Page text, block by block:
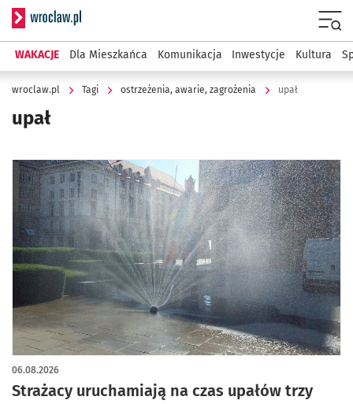
Serwis informacyjny wroclaw.pl
WAKACJE Dla Mieszkańca Komunikacja Inwestycje Kultura
wroclaw.pl Tagi ostrzeżenia, awarie, zagrożenia upał
upał
Strażacy uruchamiają na czas upałów trzy
06.08.2026